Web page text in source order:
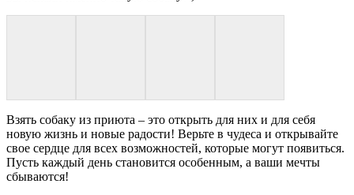
Взять собаку из приюта – это открыть для них и для себя
новую жизнь и новые радости! Верьте в чудеса и открывайте
свое сердце для всех возможностей, которые могут появиться.
Пусть каждый день становится особенным, а ваши мечты
сбываются!